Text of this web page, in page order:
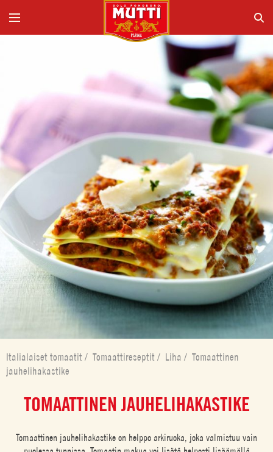
Italialaiset tomaatit / Tomaattireseptit / Liha / Tomaattinen
jauhelihakastike
TOMAATTINEN JAUHELIHAKASTIKE
Tomaattinen jauhelihakastike on helppo arkiruoka, joka valmistuu vain